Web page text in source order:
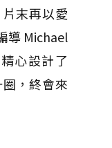
末再以愛
導 Michael
心設計了
，終會來